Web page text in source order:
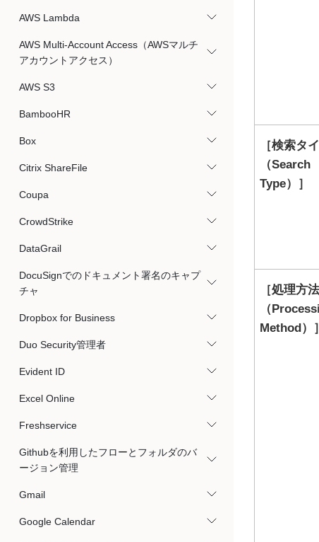
AWS Lambda
AWS Multi-Account Access（AWSマルチ
アカウントアクセス）
AWS S3
BambooHR
Box
Citrix ShareFile
Coupa
CrowdStrike
DataGrail
DocuSignでのドキュメント署名のキャプ
チャ
Dropbox for Business
Duo Security管理者
Evident ID
Excel Online
Freshservice
Githubを利用したフローとフォルダのバ
ージョン管理
Gmail
Google Calendar
検索タ
（Search
Type）
処理方法
（
Method）